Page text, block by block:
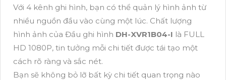
Với 4 kênh ghi hình, bạn có thể quản lý hình ảnh từ
nhiều nguồn đầu vào cùng một lúc. Chất lượng
hình ảnh của Đầu ghi hình DH-XVR1B04-I là FULL
HD 1080P, tin tưởng mỗi chi tiết được tái tạo một
cách rõ ràng và sắc nét.
Bạn sẽ không bỏ lỡ bất kỳ chi tiết quan trọng nào